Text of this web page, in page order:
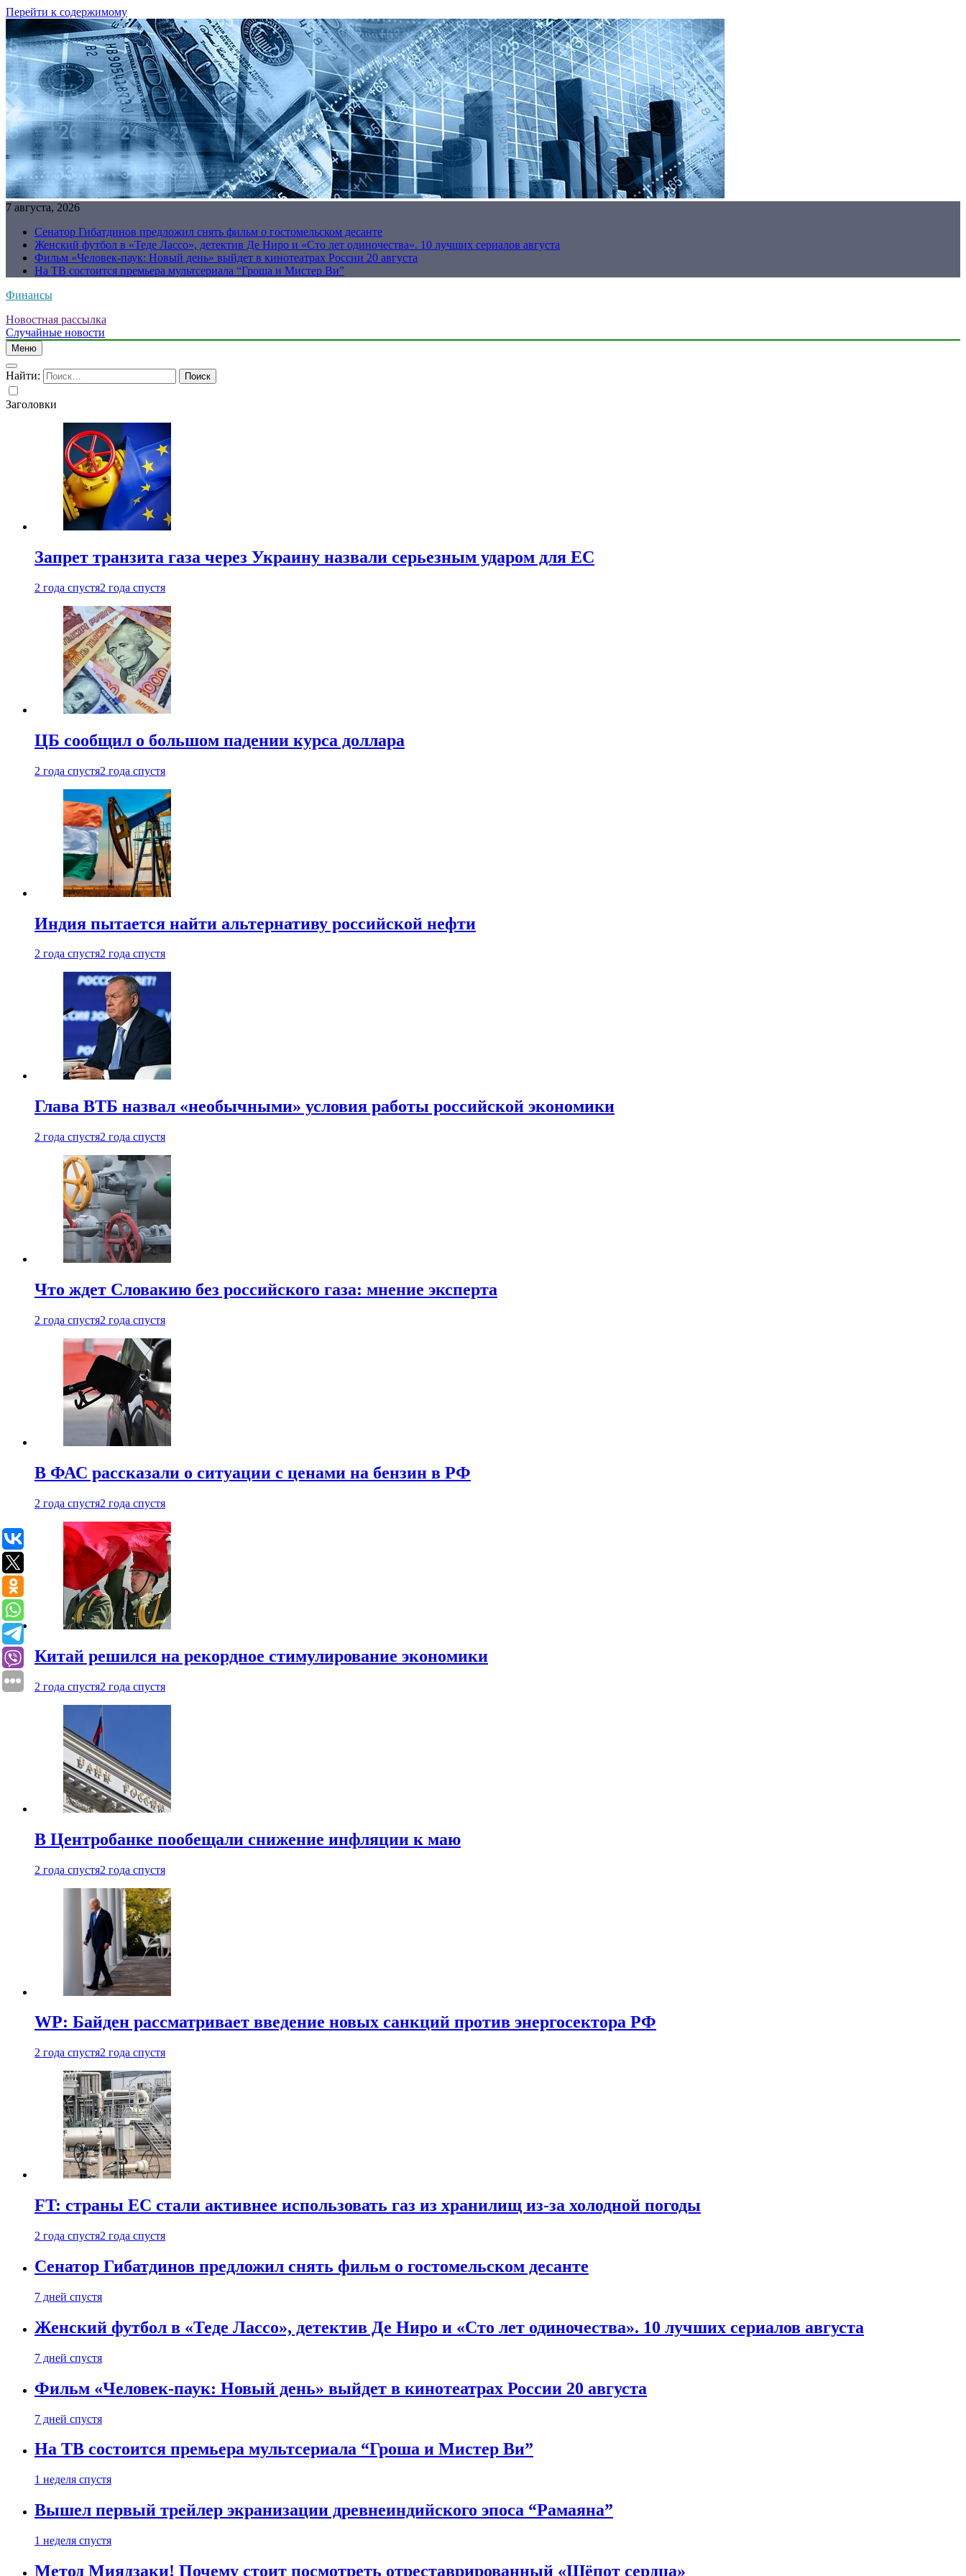
Перейти к содержимому
7 августа, 2026
Сенатор Гибатдинов предложил снять фильм о гостомельском десанте
Женский футбол в «Теде Лассо», детектив Де Ниро и «Сто лет одиночества». 10 лучших сериалов августа
Фильм «Человек-паук: Новый день» выйдет в кинотеатрах России 20 августа
На ТВ состоится премьера мультсериала “Гроша и Мистер Ви”
Финансы
Новостная рассылка
Случайные новости
Меню
Найти:
Заголовки
Запрет транзита газа через Украину назвали серьезным ударом для ЕС
2 года спустя2 года спустя
ЦБ сообщил о большом падении курса доллара
2 года спустя2 года спустя
Индия пытается найти альтернативу российской нефти
2 года спустя2 года спустя
Глава ВТБ назвал «необычными» условия работы российской экономики
2 года спустя2 года спустя
Что ждет Словакию без российского газа: мнение эксперта
2 года спустя2 года спустя
В ФАС рассказали о ситуации с ценами на бензин в РФ
2 года спустя2 года спустя
Китай решился на рекордное стимулирование экономики
2 года спустя2 года спустя
В Центробанке пообещали снижение инфляции к маю
2 года спустя2 года спустя
WP: Байден рассматривает введение новых санкций против энергосектора РФ
2 года спустя2 года спустя
FT: страны ЕС стали активнее использовать газ из хранилищ из-за холодной погоды
2 года спустя2 года спустя
Сенатор Гибатдинов предложил снять фильм о гостомельском десанте
7 дней спустя
Женский футбол в «Теде Лассо», детектив Де Ниро и «Сто лет одиночества». 10 лучших сериалов августа
7 дней спустя
Фильм «Человек-паук: Новый день» выйдет в кинотеатрах России 20 августа
7 дней спустя
На ТВ состоится премьера мультсериала “Гроша и Мистер Ви”
1 неделя спустя
Вышел первый трейлер экранизации древнеиндийского эпоса “Рамаяна”
1 неделя спустя
Метод Миядзаки! Почему стоит посмотреть отреставрированный «Шёпот сердца»